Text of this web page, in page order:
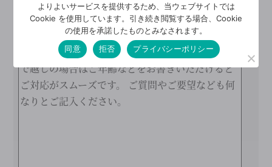
備考・気になることなど
よりよいサービスを提供するため、当ウェブサイトでは
Cookie を使用しています。引き続き閲覧する場合、Cookie
の使用を承諾したものとみなされます。
同意
拒否 プライバシーポリシー